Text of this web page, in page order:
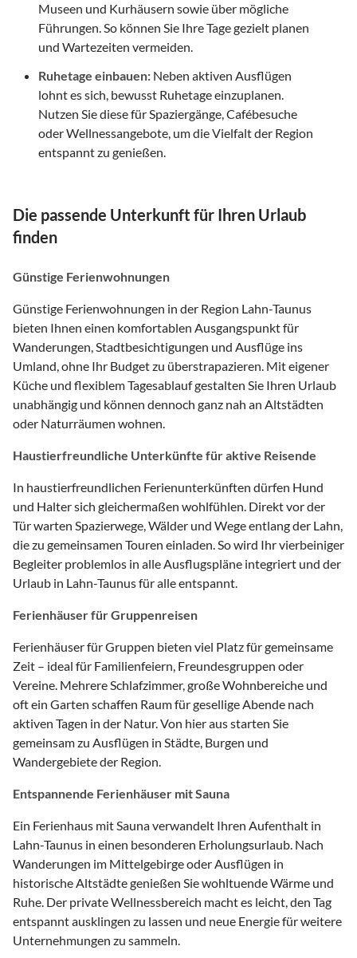
Museen und Kurhäusern sowie über mögliche
Führungen. So können Sie Ihre Tage gezielt planen
und Wartezeiten vermeiden.
Ruhetage einbauen: Neben aktiven Ausflügen
lohnt es sich, bewusst Ruhetage einzuplanen.
Nutzen Sie diese für Spaziergänge, Cafébesuche
oder Wellnessangebote, um die Vielfalt der Region
entspannt zu genießen.
Die passende Unterkunft für Ihren Urlaub
finden
Günstige Ferienwohnungen
Günstige Ferienwohnungen in der Region Lahn-Taunus
bieten Ihnen einen komfortablen Ausgangspunkt für
Wanderungen, Stadtbesichtigungen und Ausflüge ins
Umland, ohne Ihr Budget zu überstrapazieren. Mit eigener
Küche und flexiblem Tagesablauf gestalten Sie Ihren Urlaub
unabhängig und können dennoch ganz nah an Altstädten
oder Naturräumen wohnen.
Haustierfreundliche Unterkünfte für aktive Reisende
In haustierfreundlichen Ferienunterkünften dürfen Hund
und Halter sich gleichermaßen wohlfühlen. Direkt vor der
Tür warten Spazierwege, Wälder und Wege entlang der Lahn,
die zu gemeinsamen Touren einladen. So wird Ihr vierbeiniger
Begleiter problemlos in alle Ausflugspläne integriert und der
Urlaub in Lahn-Taunus für alle entspannt.
Ferienhäuser für Gruppenreisen
Ferienhäuser für Gruppen bieten viel Platz für gemeinsame
Zeit – ideal für Familienfeiern, Freundesgruppen oder
Vereine. Mehrere Schlafzimmer, große Wohnbereiche und
oft ein Garten schaffen Raum für gesellige Abende nach
aktiven Tagen in der Natur. Von hier aus starten Sie
gemeinsam zu Ausflügen in Städte, Burgen und
Wandergebiete der Region.
Entspannende Ferienhäuser mit Sauna
Ein Ferienhaus mit Sauna verwandelt Ihren Aufenthalt in
Lahn-Taunus in einen besonderen Erholungsurlaub. Nach
Wanderungen im Mittelgebirge oder Ausflügen in
historische Altstädte genießen Sie wohltuende Wärme und
Ruhe. Der private Wellnessbereich macht es leicht, den Tag
entspannt ausklingen zu lassen und neue Energie für weitere
Unternehmungen zu sammeln.